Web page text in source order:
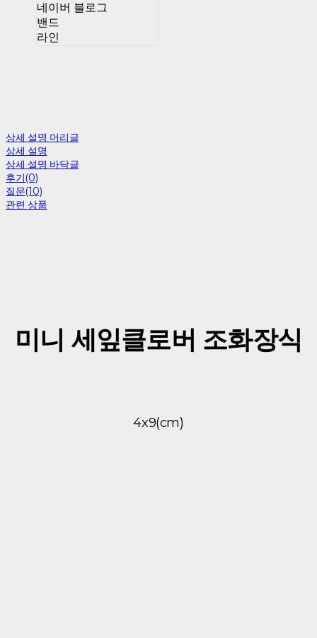
네이버 블로그
밴드
라인
상세 설명 머리글
상세 설명
상세 설명 바닥글
후기(0)
질문(10)
관련 상품
미니 세잎클로버 조화장식
4x9(cm)